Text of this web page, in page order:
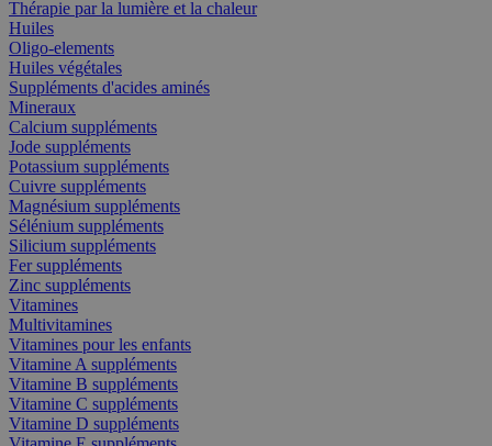
Thérapie par la lumière et la chaleur
Huiles
Oligo-elements
Huiles végétales
Suppléments d'acides aminés
Mineraux
Calcium suppléments
Jode suppléments
Potassium suppléments
Cuivre suppléments
Magnésium suppléments
Sélénium suppléments
Silicium suppléments
Fer suppléments
Zinc suppléments
Vitamines
Multivitamines
Vitamines pour les enfants
Vitamine A suppléments
Vitamine B suppléments
Vitamine C suppléments
Vitamine D suppléments